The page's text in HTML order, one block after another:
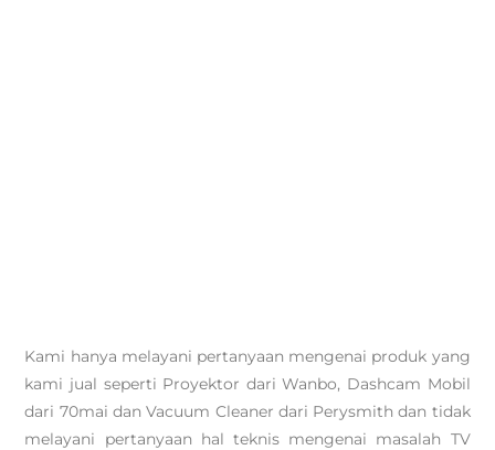
Kami hanya melayani pertanyaan mengenai produk yang
kami jual seperti Proyektor dari Wanbo, Dashcam Mobil
dari 70mai dan Vacuum Cleaner dari Perysmith dan tidak
melayani pertanyaan hal teknis mengenai masalah TV